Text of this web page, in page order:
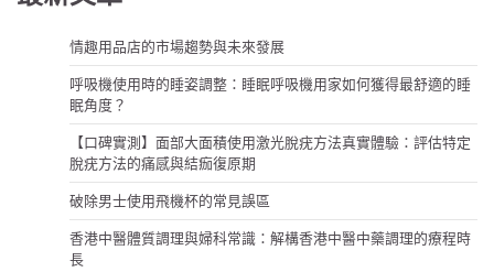
情趣用品店的市場趨勢與未來發展
呼吸機使用時的睡姿調整：睡眠呼吸機用家如何獲得最舒適的睡
眠角度？
【口碑實測】面部大面積使用激光脫疣方法真實體驗：評估特定
脫疣方法的痛感與結痂復原期
破除男士使用飛機杯的常見誤區
香港中醫體質調理與婦科常識：解構香港中醫中藥調理的療程時
長